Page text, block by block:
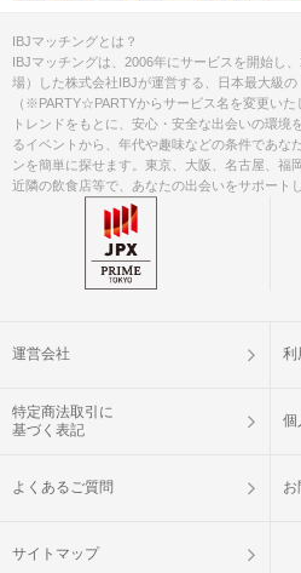
IBJマッチングとは？
IBJマッチングは、2006年にサービスを開始し
場）した株式会社IBJが運営する、日本最大級
（※PARTY☆PARTYからサービス名を変更い
トレンドをもとに、安心・安全な出会いの環境
るイベントから、年代や趣味などの条件であな
ンを簡単に探せます。東京、大阪、名古屋、福
近隣の飲食店等で、あなたの出会いをサポートし
運営会社 利
特定商法取引に
基づく表記
個
よくあるご質問 お
サイトマップ